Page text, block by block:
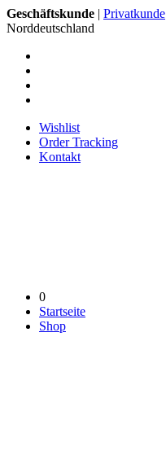
Geschäftskunde | Privatkunde
Norddeutschland
Wishlist
Order Tracking
Kontakt
0
Startseite
Shop